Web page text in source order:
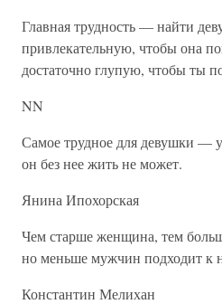
Главная трудность — найти
привлекательную, чтобы она
достаточно глупую, чтобы ты
NN
Самое трудное для девушки —
он без нее жить не может.
Янина Ипохорская
Чем старше женщина, тем
но меньше мужчин подходит к
Константин Мелихан